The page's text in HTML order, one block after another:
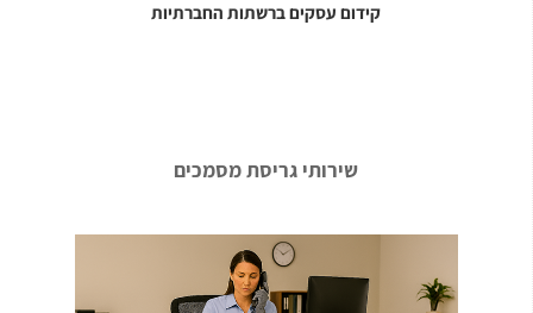
קידום עסקים ברשתות החברתיות
שירותי גריסת מסמכים